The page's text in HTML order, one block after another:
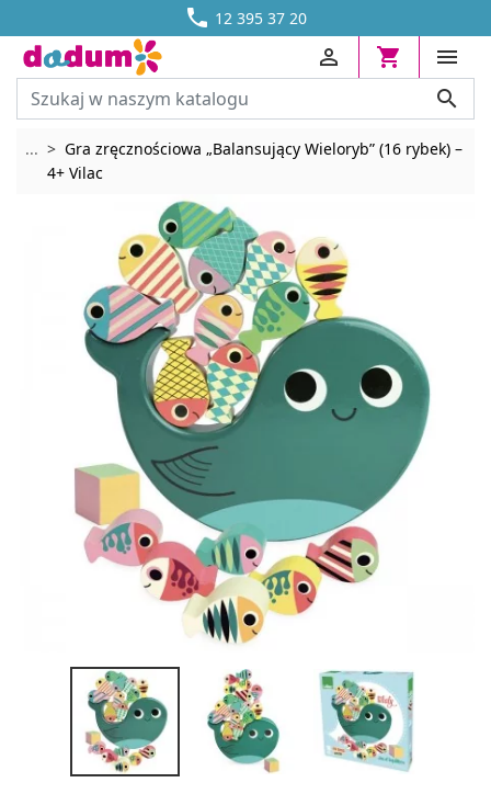
 12 395 37 20
DOSTAWA OD 13,70 ZŁ





... Rozwiń breadcrumbs
Gra zręcznościowa „Balansujący Wieloryb” (16 rybek) –
4+ Vilac